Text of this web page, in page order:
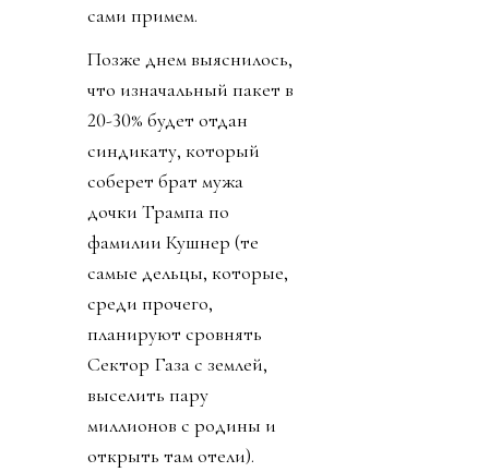
сами примем.
Позже днем выяснилось,
что изначальный пакет в
20-30% будет отдан
синдикату, который
соберет брат мужа
дочки Трампа по
фамилии Кушнер (те
самые дельцы, которые,
среди прочего,
планируют сровнять
Сектор Газа с землей,
выселить пару
миллионов с родины и
открыть там отели).